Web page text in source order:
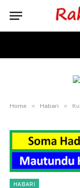
Home » Habari »
HABARI